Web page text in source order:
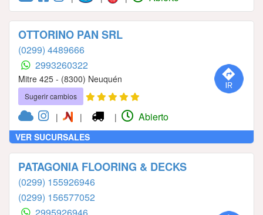
OTTORINO PAN SRL
(0299) 4489666
2993260322
Mitre 425 - (8300) Neuquén
Sugerir cambios
| | | Abierto
VER SUCURSALES
PATAGONIA FLOORING & DECKS
(0299) 155926946
(0299) 156577052